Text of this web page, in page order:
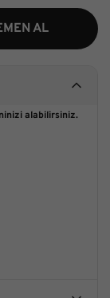
AL
alabilirsiniz.